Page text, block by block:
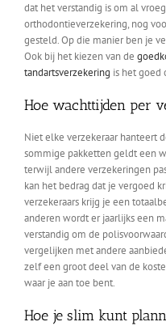
dat het verstandig is om al
orthodontieverzekering, nog
gesteld. Op die manier ben je
Ook bij het kiezen van de
tandartsverzekering is het goed
Hoe wachttijden per
Niet elke verzekeraar hanteert
sommige pakketten geldt een
terwijl andere verzekeringen
kan het bedrag dat je vergoed
verzekeraars krijg je een
anderen wordt er jaarlijks een
verstandig om de
vergelijken met andere
zelf een groot deel van de
waar je aan toe bent.
Hoe je slim kunt